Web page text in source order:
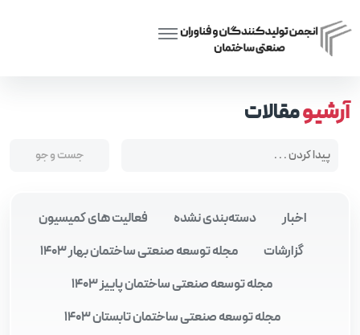
آرشیومقالات
اخبار دسته‌بندی نشده
فعالیت های کمیسیون
گزارشات
مجله توسعه صنعتی ساختمان بهار 1403
مجله توسعه صنعتی ساختمان پاییز 1403
مجله توسعه صنعتی ساختمان تابستان 1403